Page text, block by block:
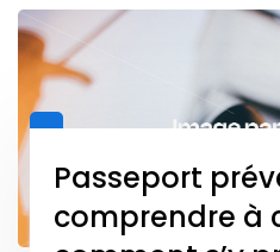
Passeport
comprendre à